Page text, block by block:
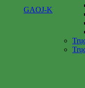
GAOJ-K